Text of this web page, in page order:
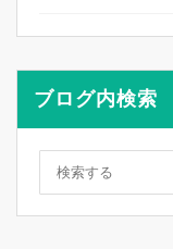
ブログ内検索